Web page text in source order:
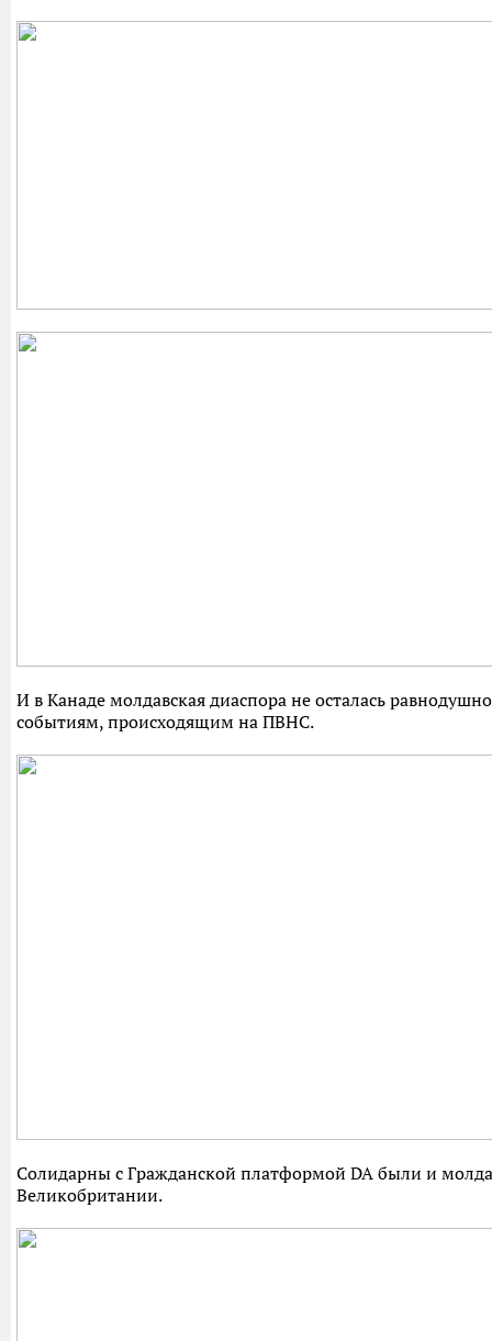
И в Канаде молдавская диаспора не осталась
событиям, происходящим на ПВНС.
Солидарны с Гражданской платформой DA были и
Великобритании.